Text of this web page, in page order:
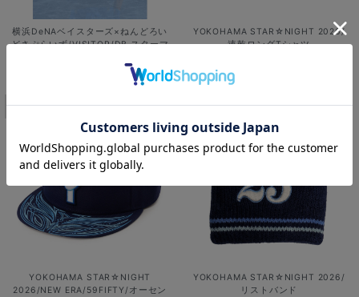
横浜DeNAベイスターズ×ねんどろい
どさぷらいず/VISITOR/DB.スターマ
YOKOHAMA STAR☆NIGHT 2026/
速乾ロングTシャツ
13
YOKOHAMA STAR☆NIGHT
2026/NEW ERA/59FIFTY/オーセン
14
YOKOHAMA STAR☆NIGHT 2026/
リストバンド